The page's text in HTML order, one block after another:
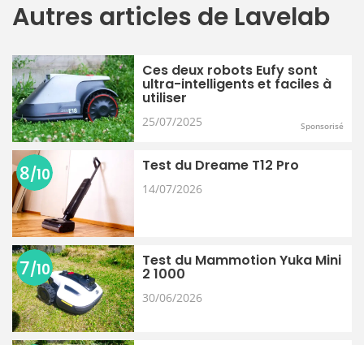
Autres articles de Lavelab
Sponsorisé
Ces deux robots Eufy sont
ultra-intelligents et faciles à
utiliser
25/07/2025
Test du Dreame T12 Pro
14/07/2026
8/10
Test du Mammotion Yuka Mini
2 1000
30/06/2026
7/10